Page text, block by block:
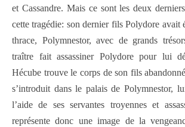
et Cassandre. Mais ce sont les deux
cette tragédie: son dernier fils Polydore avait
thrace, Polymnestor, avec de grands
traître fait assassiner Polydore pour lui
Hécube trouve le corps de son fils
s’introduit dans le palais de Polymnestor,
l’aide de ses servantes troyennes et
représente donc une image de la